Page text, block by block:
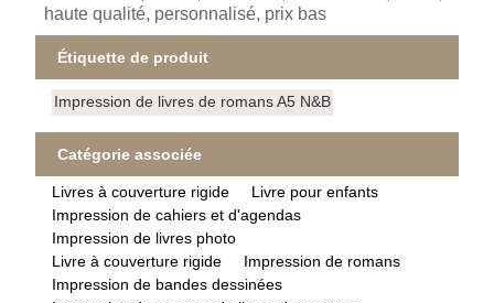
haute qualité, personnalisé, prix bas
Étiquette de produit
Impression de livres de romans A5 N&B
Catégorie associée
Livres à couverture rigide
Livre pour enfants
Impression de cahiers et d'agendas
Impression de livres photo
Livre à couverture rigide
Impression de romans
Impression de bandes dessinées